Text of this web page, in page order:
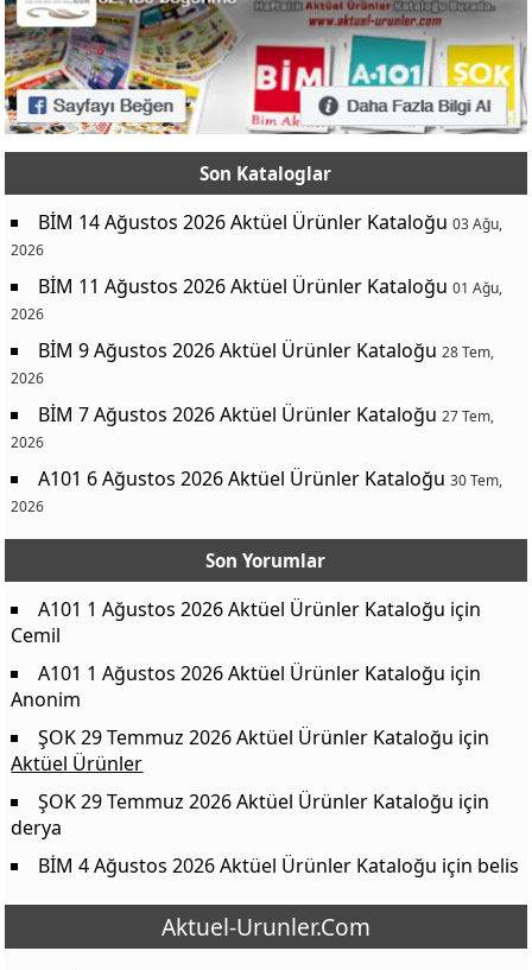
Son Kataloglar
BİM 14 Ağustos 2026 Aktüel Ürünler Kataloğu 03 Ağu,
2026
BİM 11 Ağustos 2026 Aktüel Ürünler Kataloğu 01 Ağu,
2026
BİM 9 Ağustos 2026 Aktüel Ürünler Kataloğu 28 Tem,
2026
BİM 7 Ağustos 2026 Aktüel Ürünler Kataloğu 27 Tem,
2026
A101 6 Ağustos 2026 Aktüel Ürünler Kataloğu 30 Tem,
2026
Son Yorumlar
A101 1 Ağustos 2026 Aktüel Ürünler Kataloğu için
Cemil
A101 1 Ağustos 2026 Aktüel Ürünler Kataloğu için
Anonim
ŞOK 29 Temmuz 2026 Aktüel Ürünler Kataloğu için
Aktüel Ürünler
ŞOK 29 Temmuz 2026 Aktüel Ürünler Kataloğu için
derya
BİM 4 Ağustos 2026 Aktüel Ürünler Kataloğu için belis
Aktuel-Urunler.Com